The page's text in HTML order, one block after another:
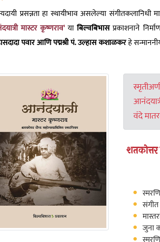
प्रसन्नता हा स्थायीभाव असलेल्या संगीतकलानिधी
मास्टर कृष्णराव'याबिल्वबिभासप्रकाशनाने
पवार आणि पद्मश्री पं. उल्हास कशाळकरहे
वंदे
जुना